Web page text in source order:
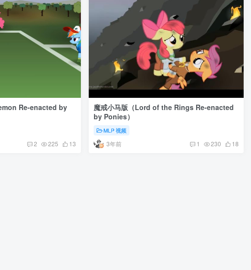
Re-enacted by
2 225 13
魔戒小马版（Lord of the Rings Re-enacted
by Ponies）
MLP 视频
3年前 1 230 18